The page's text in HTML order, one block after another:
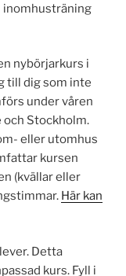
inomhusträning
nybörjarkurs i
till dig som inte
under våren
och Stockholm.
eller utomhus
kursen
(kvällar eller
Här kan
Detta
kurs. Fyll i